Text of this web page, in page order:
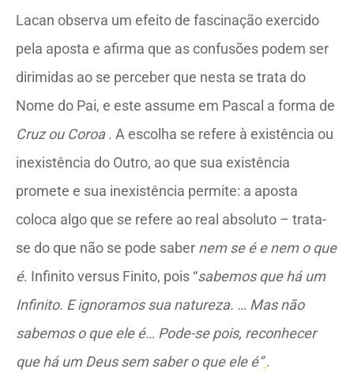
Lacan observa um efeito de fascinação exercido
pela aposta e afirma que as confusões podem ser
dirimidas ao se perceber que nesta se trata do
Nome do Pai, e este assume em Pascal a forma de
Cruz ou Coroa . A escolha se refere à existência ou
inexistência do Outro, ao que sua existência
promete e sua inexistência permite: a aposta
coloca algo que se refere ao real absoluto – trata-
se do que não se pode saber nem se é e nem o que
é. Infinito versus Finito, pois “sabemos que há um
Infinito. E ignoramos sua natureza. … Mas não
sabemos o que ele é… Pode-se pois, reconhecer
que há um Deus sem saber o que ele é” .